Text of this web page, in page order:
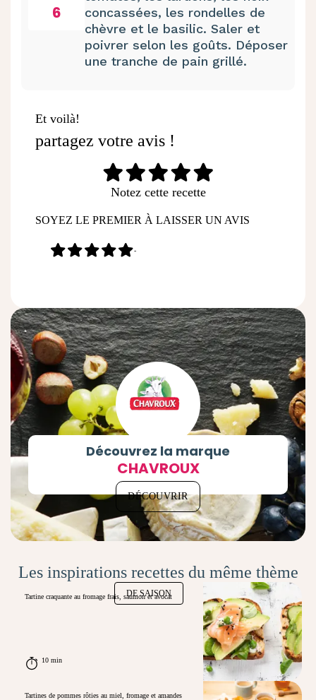
6
concassées, les rondelles de
chèvre et le basilic. Saler et
poivrer selon les goûts. Déposer
une tranche de pain grillé.
Et voilà!
partagez votre avis !
Notez cette recette
SOYEZ LE PREMIER À LAISSER UN AVIS
-
Découvrez la marque
CHAVROUX
DÉCOUVRIR
Les inspirations recettes du même thème
DE SAISON
Tartine craquante au fromage frais, saumon et avocat
10 min
Tartines de pommes rôties au miel, fromage et amandes